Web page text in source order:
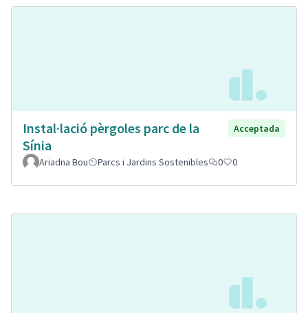
Instal·lació pèrgoles parc de la
Sínia
Acceptada
Ariadna Bou Parcs i Jardins Sostenibles 0 0